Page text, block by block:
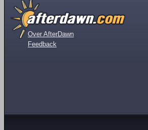
Over AfterDawn
Feedback